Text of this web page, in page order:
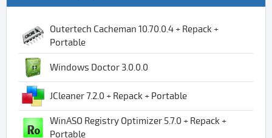
Outertech Cacheman 10.70.0.4 + Repack +
Portable
Windows Doctor 3.0.0.0
JCleaner 7.2.0 + Repack + Portable
WinASO Registry Optimizer 5.7.0 + Repack +
Portable